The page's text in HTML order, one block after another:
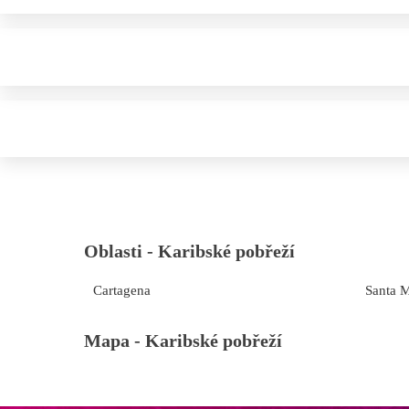
Oblasti - Karibské pobřeží
Cartagena Santa
Mapa - Karibské pobřeží